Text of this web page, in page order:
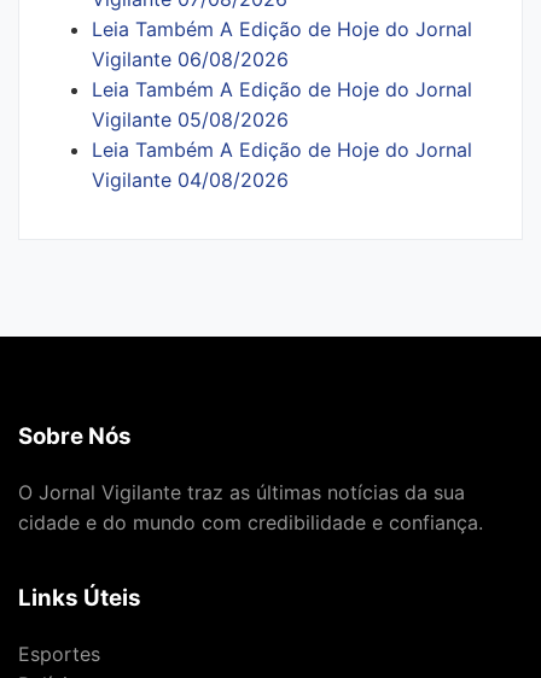
Leia Também A Edição de Hoje do Jornal
Vigilante 06/08/2026
Leia Também A Edição de Hoje do Jornal
Vigilante 05/08/2026
Leia Também A Edição de Hoje do Jornal
Vigilante 04/08/2026
Sobre Nós
O Jornal Vigilante traz as últimas notícias da sua
cidade e do mundo com credibilidade e confiança.
Links Úteis
Esportes